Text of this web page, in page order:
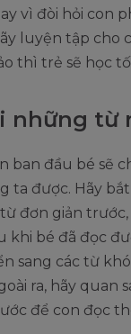
vì đòi hỏi con
luyện tập cho
thì trẻ sẽ học
những từ
ban đầu bé sẽ
ta được. Hãy
đơn giản
khi bé đã đọc
sang các từ
ra, hãy quan
để con đọc